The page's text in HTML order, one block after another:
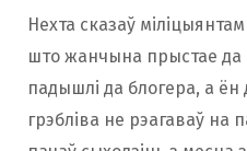
Нехта сказаў
што жанчына прыстае да
падышлі да блогера, а ён
грэбліва не рэагаваў на